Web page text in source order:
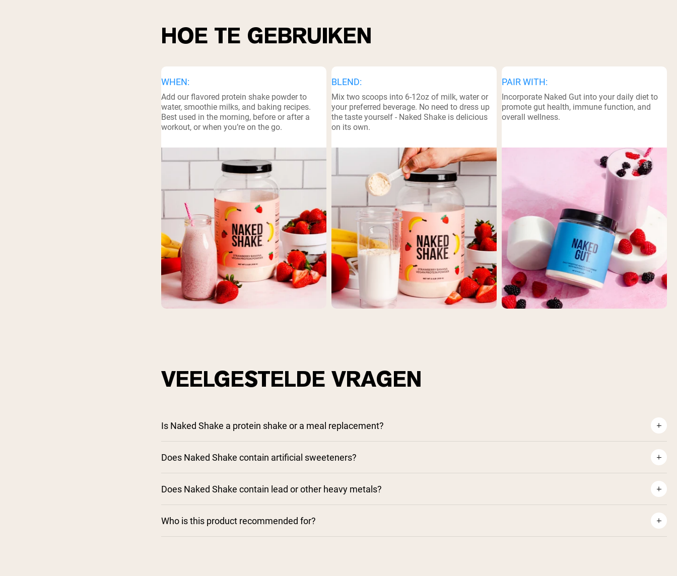
HOE TE GEBRUIKEN
WHEN:
Add our flavored protein shake powder to
water, smoothie milks, and baking recipes.
Best used in the morning, before or after a
workout, or when you’re on the go.
BLEND:
Mix two scoops into 6-12oz of milk, water or
your preferred beverage. No need to dress up
the taste yourself - Naked Shake is delicious
on its own.
PAIR WITH:
Incorporate Naked Gut into your daily diet to
promote gut health, immune function, and
overall wellness.
VEELGESTELDE VRAGEN
Is Naked Shake a protein shake or a meal replacement?
Does Naked Shake contain artificial sweeteners?
Does Naked Shake contain lead or other heavy metals?
Who is this product recommended for?